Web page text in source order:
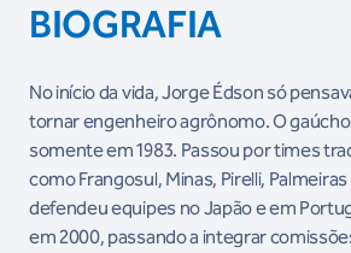
BIOGRAFIA
No início da vida, Jorge Édson só
tornar engenheiro agrônomo. O
somente em 1983. Passou por times
como Frangosul, Minas, Pirelli, Palmeiras
defendeu equipes no Japão e em
em 2000, passando a integrar